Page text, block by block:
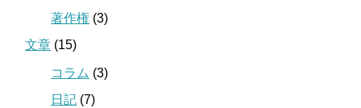
著作権 (3)
文章 (15)
コラム (3)
日記 (7)